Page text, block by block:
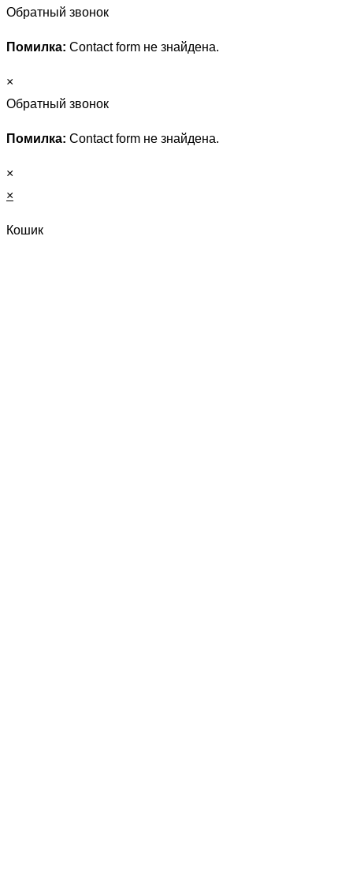
Обратный звонок
Помилка: Contact form не знайдена.
×
Обратный звонок
Помилка: Contact form не знайдена.
×
×
Кошик